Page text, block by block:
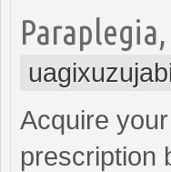
Acquire
prescription